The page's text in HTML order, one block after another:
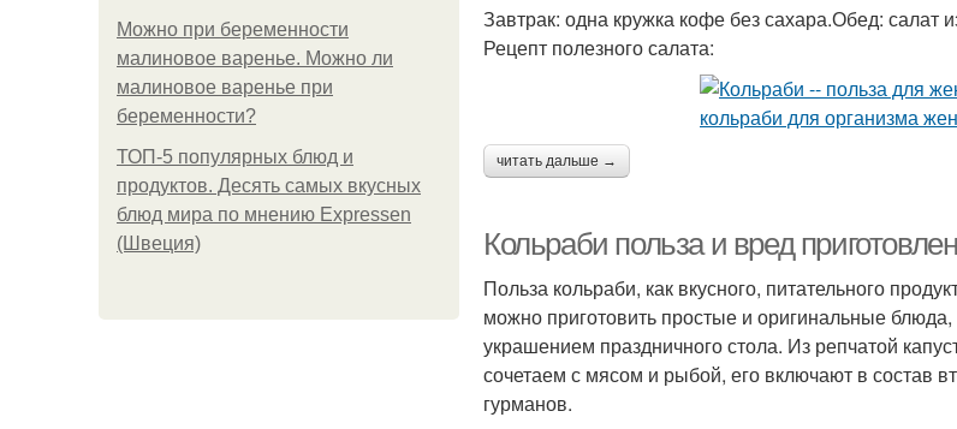
Можно при беременности
малиновое варенье. Можно ли
малиновое варенье при
беременности?
ТОП-5 популярных блюд и
продуктов. Десять самых вкусных
блюд мира по мнению Expressen
(Швеция)
Завтрак: одна кружка кофе без сахара.Обед: салат
Рецепт полезного салата:
читать дальше →
Кольраби польза и вред
Польза кольраби, как вкусного, питательного
можно приготовить простые и оригинальные
украшением праздничного стола. Из репчатой
сочетаем с мясом и рыбой, его включают в состав
гурманов.